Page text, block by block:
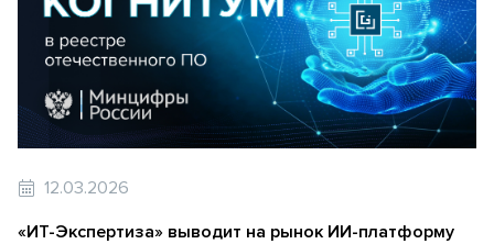
12.03.2026
«ИТ-Экспертиза» выводит на рынок ИИ-платформу